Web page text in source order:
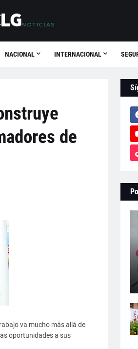
NACIONAL INTERNACIONAL
de
va mucho más allá de
oportunidades a sus